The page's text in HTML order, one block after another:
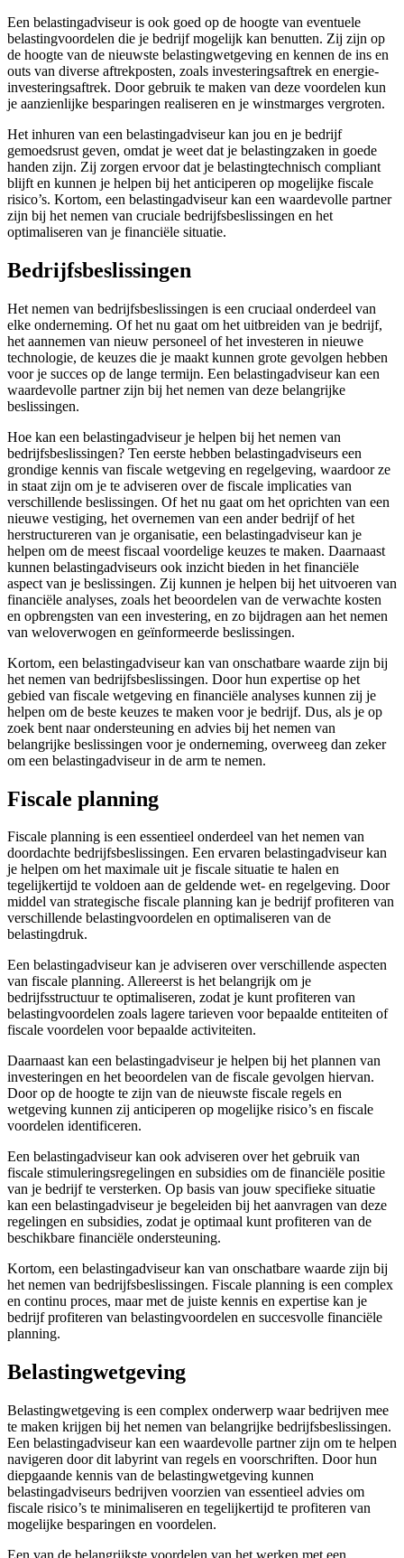
Een belastingadviseur is ook goed op de hoogte van eventuele
belastingvoordelen die je bedrijf mogelijk kan benutten. Zij zijn op
de hoogte van de nieuwste belastingwetgeving en kennen de ins en
outs van diverse aftrekposten, zoals investeringsaftrek en energie-
investeringsaftrek. Door gebruik te maken van deze voordelen kun
je aanzienlijke besparingen realiseren en je winstmarges vergroten.
Het inhuren van een belastingadviseur kan jou en je bedrijf
gemoedsrust geven, omdat je weet dat je belastingzaken in goede
handen zijn. Zij zorgen ervoor dat je belastingtechnisch compliant
blijft en kunnen je helpen bij het anticiperen op mogelijke fiscale
risico’s. Kortom, een belastingadviseur kan een waardevolle partner
zijn bij het nemen van cruciale bedrijfsbeslissingen en het
optimaliseren van je financiële situatie.
Bedrijfsbeslissingen
Het nemen van bedrijfsbeslissingen is een cruciaal onderdeel van
elke onderneming. Of het nu gaat om het uitbreiden van je bedrijf,
het aannemen van nieuw personeel of het investeren in nieuwe
technologie, de keuzes die je maakt kunnen grote gevolgen hebben
voor je succes op de lange termijn. Een belastingadviseur kan een
waardevolle partner zijn bij het nemen van deze belangrijke
beslissingen.
Hoe kan een belastingadviseur je helpen bij het nemen van
bedrijfsbeslissingen? Ten eerste hebben belastingadviseurs een
grondige kennis van fiscale wetgeving en regelgeving, waardoor ze
in staat zijn om je te adviseren over de fiscale implicaties van
verschillende beslissingen. Of het nu gaat om het oprichten van een
nieuwe vestiging, het overnemen van een ander bedrijf of het
herstructureren van je organisatie, een belastingadviseur kan je
helpen om de meest fiscaal voordelige keuzes te maken. Daarnaast
kunnen belastingadviseurs ook inzicht bieden in het financiële
aspect van je beslissingen. Zij kunnen je helpen bij het uitvoeren van
financiële analyses, zoals het beoordelen van de verwachte kosten
en opbrengsten van een investering, en zo bijdragen aan het nemen
van weloverwogen en geïnformeerde beslissingen.
Kortom, een belastingadviseur kan van onschatbare waarde zijn bij
het nemen van bedrijfsbeslissingen. Door hun expertise op het
gebied van fiscale wetgeving en financiële analyses kunnen zij je
helpen om de beste keuzes te maken voor je bedrijf. Dus, als je op
zoek bent naar ondersteuning en advies bij het nemen van
belangrijke beslissingen voor je onderneming, overweeg dan zeker
om een belastingadviseur in de arm te nemen.
Fiscale planning
Fiscale planning is een essentieel onderdeel van het nemen van
doordachte bedrijfsbeslissingen. Een ervaren belastingadviseur kan
je helpen om het maximale uit je fiscale situatie te halen en
tegelijkertijd te voldoen aan de geldende wet- en regelgeving. Door
middel van strategische fiscale planning kan je bedrijf profiteren van
verschillende belastingvoordelen en optimaliseren van de
belastingdruk.
Een belastingadviseur kan je adviseren over verschillende aspecten
van fiscale planning. Allereerst is het belangrijk om je
bedrijfsstructuur te optimaliseren, zodat je kunt profiteren van
belastingvoordelen zoals lagere tarieven voor bepaalde entiteiten of
fiscale voordelen voor bepaalde activiteiten.
Daarnaast kan een belastingadviseur je helpen bij het plannen van
investeringen en het beoordelen van de fiscale gevolgen hiervan.
Door op de hoogte te zijn van de nieuwste fiscale regels en
wetgeving kunnen zij anticiperen op mogelijke risico’s en fiscale
voordelen identificeren.
Een belastingadviseur kan ook adviseren over het gebruik van
fiscale stimuleringsregelingen en subsidies om de financiële positie
van je bedrijf te versterken. Op basis van jouw specifieke situatie
kan een belastingadviseur je begeleiden bij het aanvragen van deze
regelingen en subsidies, zodat je optimaal kunt profiteren van de
beschikbare financiële ondersteuning.
Kortom, een belastingadviseur kan van onschatbare waarde zijn bij
het nemen van bedrijfsbeslissingen. Fiscale planning is een complex
en continu proces, maar met de juiste kennis en expertise kan je
bedrijf profiteren van belastingvoordelen en succesvolle financiële
planning.
Belastingwetgeving
Belastingwetgeving is een complex onderwerp waar bedrijven mee
te maken krijgen bij het nemen van belangrijke bedrijfsbeslissingen.
Een belastingadviseur kan een waardevolle partner zijn om te helpen
navigeren door dit labyrint van regels en voorschriften. Door hun
diepgaande kennis van de belastingwetgeving kunnen
belastingadviseurs bedrijven voorzien van essentieel advies om
fiscale risico’s te minimaliseren en tegelijkertijd te profiteren van
mogelijke besparingen en voordelen.